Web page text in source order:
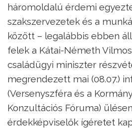
háromoldalú érdemi
szakszervezetek és a
között – legalábbis ebben
felek a Kátai-Németh
családügyi miniszter
megrendezett mai (08.07.)
(Versenyszféra és a
Konzultációs Fóruma)
érdekképviselők ígéretet